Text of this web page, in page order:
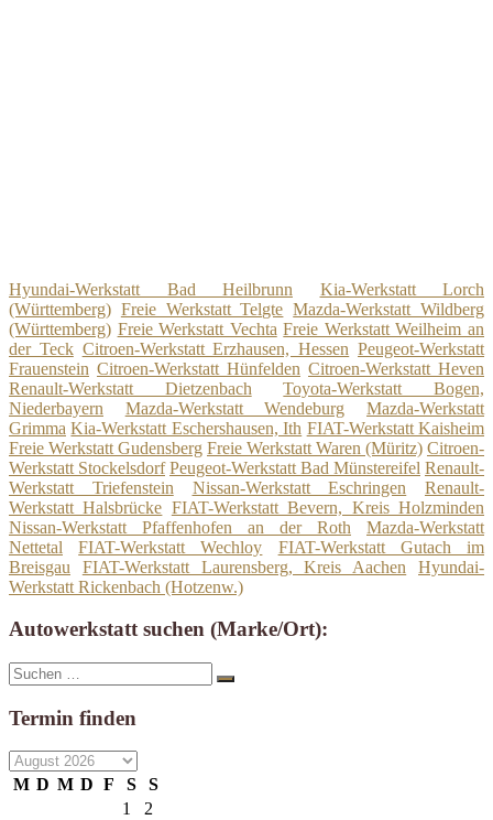
Hyundai-Werkstatt Bad Heilbrunn
Kia-Werkstatt Lorch
(Württemberg) Freie Werkstatt Telgte Mazda-Werkstatt Wildberg
(Württemberg) Freie Werkstatt Vechta Freie Werkstatt Weilheim an
der Teck Citroen-Werkstatt Erzhausen, Hessen Peugeot-Werkstatt
Frauenstein Citroen-Werkstatt Hünfelden Citroen-Werkstatt Heven
Renault-Werkstatt Dietzenbach
Toyota-Werkstatt Bogen,
Niederbayern
Mazda-Werkstatt Wendeburg
Mazda-Werkstatt
Grimma Kia-Werkstatt Eschershausen, Ith FIAT-Werkstatt Kaisheim
Freie Werkstatt Gudensberg Freie Werkstatt Waren (Müritz) Citroen-
Werkstatt Stockelsdorf Peugeot-Werkstatt Bad Münstereifel Renault-
Werkstatt Triefenstein
Nissan-Werkstatt Eschringen
Renault-
Werkstatt Halsbrücke FIAT-Werkstatt Bevern, Kreis Holzminden
Nissan-Werkstatt Pfaffenhofen an der Roth
Mazda-Werkstatt
Nettetal
FIAT-Werkstatt Wechloy
FIAT-Werkstatt Gutach im
Breisgau
FIAT-Werkstatt Laurensberg, Kreis Aachen
Hyundai-
Werkstatt Rickenbach (Hotzenw.)
Autowerkstatt suchen (Marke/Ort):
Suche
nach:
Suchen
Termin finden
M D M D F S
S
1
2